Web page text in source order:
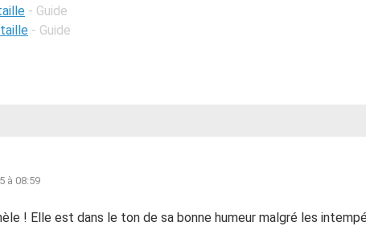
- Guide
- Guide
à 08:59
! Elle est dans le ton de sa bonne humeur malgré les